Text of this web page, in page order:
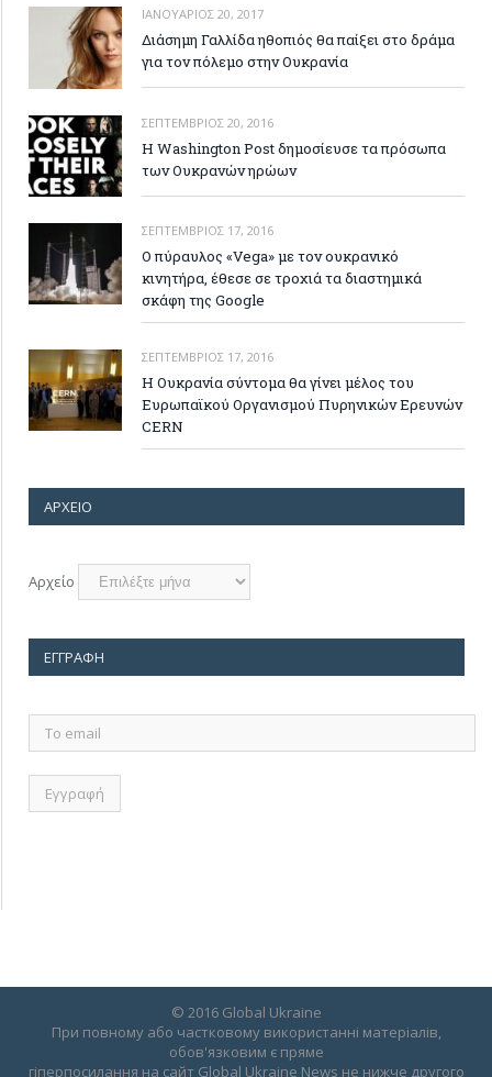
ΙΑΝΟΥΆΡΙΟΣ 20, 2017
Διάσημη Γαλλίδα ηθοπιός θα παίξει στο δράμα
για τον πόλεμο στην Ουκρανία
ΣΕΠΤΈΜΒΡΙΟΣ 20, 2016
Η Washington Post δημοσίευσε τα πρόσωπα
των Ουκρανών ηρώων
ΣΕΠΤΈΜΒΡΙΟΣ 17, 2016
Ο πύραυλος «Vega» με τον ουκρανικό
κινητήρα, έθεσε σε τροχιά τα διαστημικά
σκάφη της Google
ΣΕΠΤΈΜΒΡΙΟΣ 17, 2016
Η Ουκρανία σύντομα θα γίνει μέλος του
Ευρωπαϊκού Οργανισμού Πυρηνικών Ερευνών
CERN
ΑΡΧΕΊΟ
Αρχείο
ΕΓΓΡΑΦΉ
email
© 2016 Global Ukraine
При повному або частковому використанні матеріалів,
обов'язковим є пряме
гіперпосилання на сайт Global Ukraine News не нижче другого